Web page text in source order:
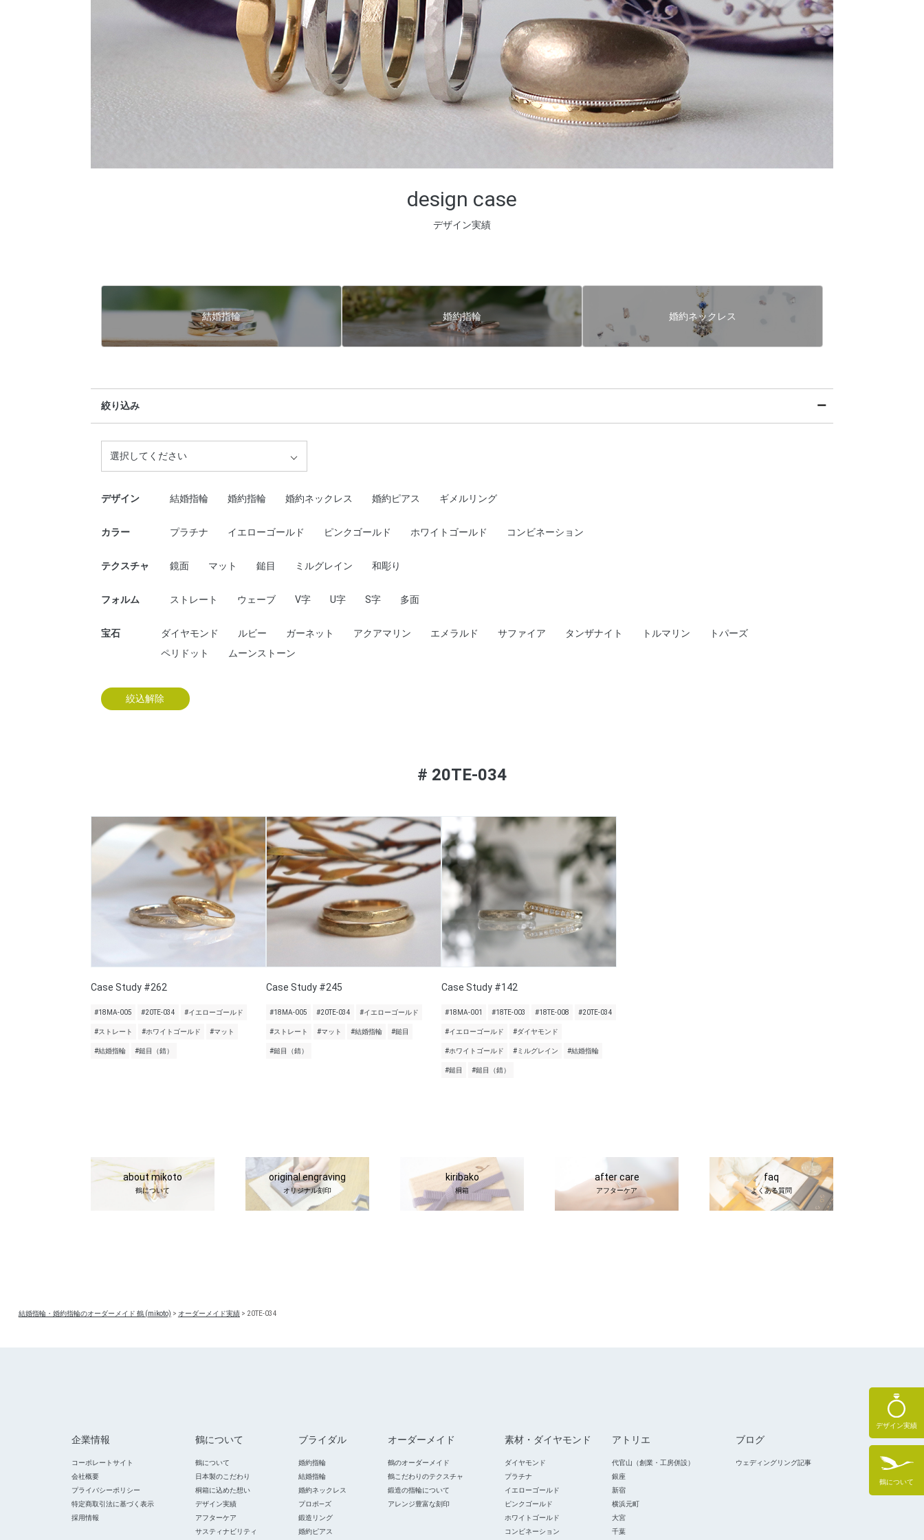
design case
デザイン実績
デザイン実績
鶴について
結婚指輪 婚約指輪 婚約ネックレス
絞り込み
選択してください
デザイン 結婚指輪 婚約指輪 婚約ネックレス 婚約ピアス ギメルリング
カラー プラチナ イエローゴールド ピンクゴールド ホワイトゴールド コンビネーション
テクスチャ 鏡面 マット 鎚目 ミルグレイン 和彫り
フォルム ストレート ウェーブ V字 U字 S字 多面
宝石 ダイヤモンド ルビー ガーネット アクアマリン エメラルド サファイア タンザナイト トルマリン
トパーズ
ペリドット
ムーンストーン
絞込解除
# 20TE-034
Case Study #262
#18MA-005 #20TE-034 #イエローゴールド
#ストレート #ホワイトゴールド #マット
#結婚指輪 #鎚目（錆）
Case Study #245
#18MA-005 #20TE-034 #イエローゴールド
#ストレート #マット #結婚指輪 #鎚目
#鎚目（錆）
Case Study #142
#18MA-001 #18TE-003 #18TE-008 #20TE-034
#イエローゴールド #ダイヤモンド
#ホワイトゴールド #ミルグレイン #結婚指輪
#鎚目 #鎚目（錆）
about mikoto
鶴について
original engraving
オリジナル刻印
kiribako
桐箱
after care
アフターケア
faq
よくある質問
結婚指輪・婚約指輪のオーダーメイド 鶴 (mikoto) > オーダーメイド実績> 20TE-034
企業情報
コーポレートサイト
会社概要
プライバシーポリシー
特定商取引法に基づく表示
採用情報
鶴について
鶴について
日本製のこだわり
桐箱に込めた想い
デザイン実績
アフターケア
サスティナビリティ
ブライダル
婚約指輪
結婚指輪
婚約ネックレス
プロポ―ズ
鍛造リング
婚約ピアス
オーダーメイド
鶴のオーダーメイド
鶴こだわりのテクスチャ
鍛造の指輪について
アレンジ豊富な刻印
素材・ダイヤモンド
ダイヤモンド
プラチナ
イエローゴールド
ピンクゴールド
ホワイトゴールド
コンビネーション
アトリエ
代官山（創業・工房併設）
銀座
新宿
横浜元町
大宮
千葉
ブログ
ウェディングリング記事